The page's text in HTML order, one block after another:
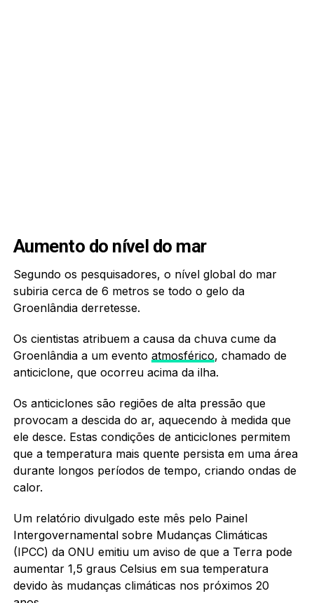
Aumento do nível do mar
Segundo os pesquisadores, o nível global do mar
subiria cerca de 6 metros se todo o gelo da
Groenlândia derretesse.
Os cientistas atribuem a causa da chuva cume da
Groenlândia a um evento atmosférico, chamado de
anticiclone, que ocorreu acima da ilha.
Os anticiclones são regiões de alta pressão que
provocam a descida do ar, aquecendo à medida que
ele desce. Estas condições de anticiclones permitem
que a temperatura mais quente persista em uma área
durante longos períodos de tempo, criando ondas de
calor.
Um relatório divulgado este mês pelo Painel
Intergovernamental sobre Mudanças Climáticas
(IPCC) da ONU emitiu um aviso de que a Terra pode
aumentar 1,5 graus Celsius em sua temperatura
devido às mudanças climáticas nos próximos 20